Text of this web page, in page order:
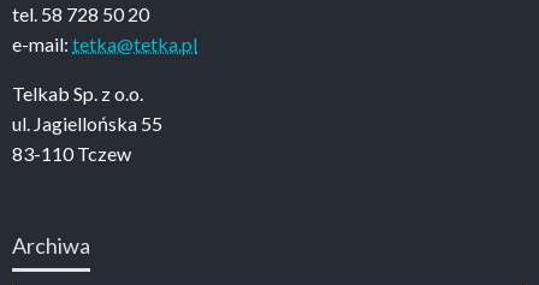
tel. 58 728 50 20
e-mail: tetka@tetka.pl
Telkab Sp. z o.o.
ul. Jagiellońska 55
83-110 Tczew
Archiwa